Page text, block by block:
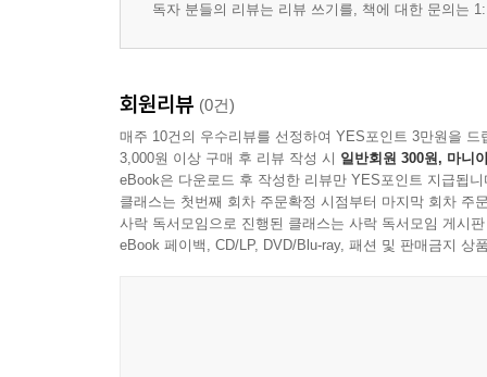
독자 분들의 리뷰는 리뷰 쓰기를, 책에 대한 문의는
회원리뷰 (0건)
매주 10건의 우수리뷰를 선정하여 YES포인트 3만원을 드
3,000원 이상 구매 후 리뷰 작성 시 일반회원 300원, 마니
eBook은 다운로드 후 작성한 리뷰만 YES포인트 지급됩니
클래스는 첫번째 회차 주문확정 시점부터 마지막 회차 주
사락 독서모임으로 진행된 클래스는 사락 독서모임 게시
eBook 페이백, CD/LP, DVD/Blu-ray, 패션 및 판매금지 상